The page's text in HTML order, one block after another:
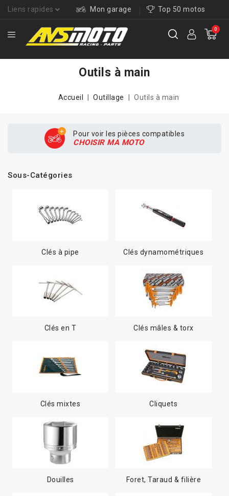
Liens rapides Mon garage Top 50 motos
0
Outils à main
Accueil Outillage Outils à main
Pour voir les pièces compatibles
CHOISIR MA MOTO
Sous-Catégories
Clés à pipe Clés dynamométriques
Clés en T Clés mâles & torx
Clés mixtes Cliquets
Douilles Foret, Taraud & filière